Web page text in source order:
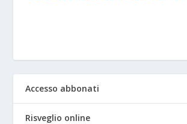
Accesso abbonati
Risveglio online